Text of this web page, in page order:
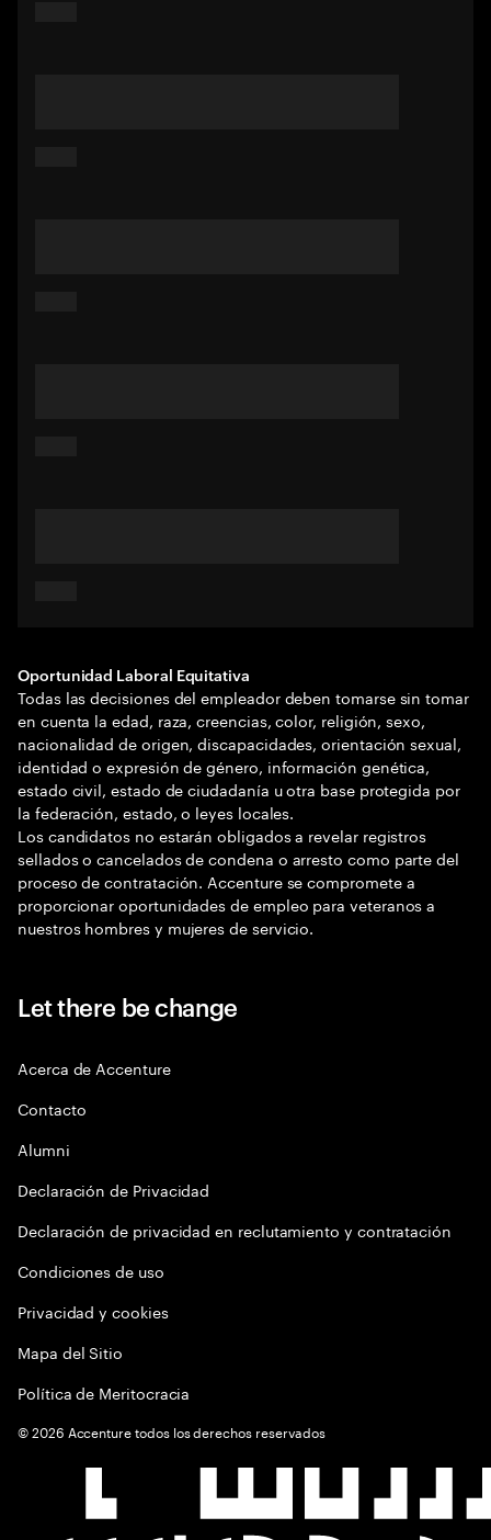
Oportunidad Laboral Equitativa
Todas las decisiones del empleador deben tomarse sin tomar
en cuenta la edad, raza, creencias, color, religión, sexo,
nacionalidad de origen, discapacidades, orientación sexual,
identidad o expresión de género, información genética,
estado civil, estado de ciudadanía u otra base protegida por
la federación, estado, o leyes locales.
Los candidatos no estarán obligados a revelar registros
sellados o cancelados de condena o arresto como parte del
proceso de contratación. Accenture se compromete a
proporcionar oportunidades de empleo para veteranos a
nuestros hombres y mujeres de servicio.
Let there be change
Acerca de Accenture
Contacto
Alumni
Declaración de Privacidad
Declaración de privacidad en reclutamiento y contratación
Condiciones de uso
Privacidad y cookies
Mapa del Sitio
Política de Meritocracia
©2026 Accenture todos los derechos reservados